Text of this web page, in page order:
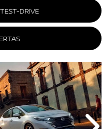
DRIVE